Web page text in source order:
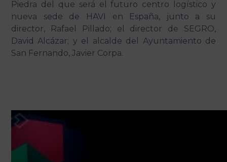
Piedra del que será el futuro centro logístico y
nueva sede de HAVI en España, junto a su
director, Rafael Pillado; el director de SEGRO,
David Alcázar; y el alcalde del Ayuntamiento de
San Fernando, Javier Corpa.